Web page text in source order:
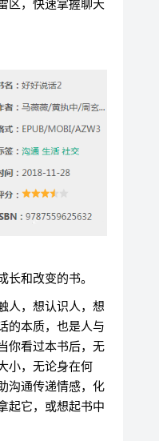
区，快速掌握聊天
长和改变的书。
人，想认识人，想
的本质，也是人与
你看过本书后，无
小，无论身在何
沟通传递情感，化
起它，或想起书中